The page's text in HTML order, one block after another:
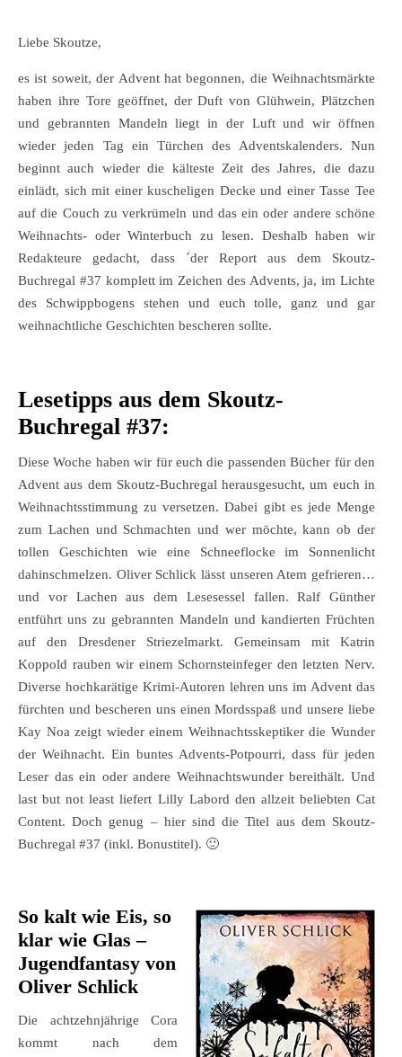
Liebe Skoutze,
es ist soweit, der Advent hat begonnen, die Weihnachtsmärkte
haben ihre Tore geöffnet, der Duft von Glühwein, Plätzchen
und gebrannten Mandeln liegt in der Luft und wir öffnen
wieder jeden Tag ein Türchen des Adventskalenders. Nun
beginnt auch wieder die kälteste Zeit des Jahres, die dazu
einlädt, sich mit einer kuscheligen Decke und einer Tasse Tee
auf die Couch zu verkrümeln und das ein oder andere schöne
Weihnachts- oder Winterbuch zu lesen. Deshalb haben wir
Redakteure gedacht, dass ´der Report aus dem Skoutz-
Buchregal #37 komplett im Zeichen des Advents, ja, im Lichte
des Schwippbogens stehen und euch tolle, ganz und gar
weihnachtliche Geschichten bescheren sollte.
Lesetipps aus dem Skoutz-
Buchregal #37:
Diese Woche haben wir für euch die passenden Bücher für den
Advent aus dem Skoutz-Buchregal herausgesucht, um euch in
Weihnachtsstimmung zu versetzen. Dabei gibt es jede Menge
zum Lachen und Schmachten und wer möchte, kann ob der
tollen Geschichten wie eine Schneeflocke im Sonnenlicht
dahinschmelzen. Oliver Schlick lässt unseren Atem gefrieren…
und vor Lachen aus dem Lesesessel fallen. Ralf Günther
entführt uns zu gebrannten Mandeln und kandierten Früchten
auf den Dresdener Striezelmarkt. Gemeinsam mit Katrin
Koppold rauben wir einem Schornsteinfeger den letzten Nerv.
Diverse hochkarätige Krimi-Autoren lehren uns im Advent das
fürchten und bescheren uns einen Mordsspaß und unsere liebe
Kay Noa zeigt wieder einem Weihnachtsskeptiker die Wunder
der Weihnacht. Ein buntes Advents-Potpourri, dass für jeden
Leser das ein oder andere Weihnachtswunder bereithält. Und
last but not least liefert Lilly Labord den allzeit beliebten Cat
Content. Doch genug – hier sind die Titel aus dem Skoutz-
Buchregal #37 (inkl. Bonustitel). 🙂
So kalt wie Eis, so
klar wie Glas –
Jugendfantasy von
Oliver Schlick
Die achtzehnjährige Cora
kommt nach dem